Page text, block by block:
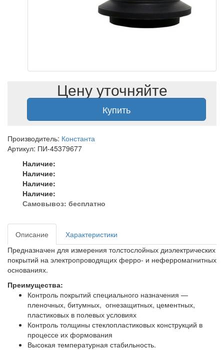
Цену уточняйте
Купить
Производитель: Константа
Артикул: ПИ-45379677
Наличие:
Наличие:
Наличие:
Наличие:
Самовывоз: бесплатно
Описание
Характеристики
Предназначен для измерения толстослойных диэлектрических
покрытий на электропроводящих ферро- и неферромагнитных
основаниях.
Преимущества:
Контроль покрытий специального назначения —
пленочных, битумных, огнезащитных, цементных,
пластиковых в полевых условиях
Контроль толщины стеклопластиковых конструкций в
процессе их формования
Высокая температурная стабильность.